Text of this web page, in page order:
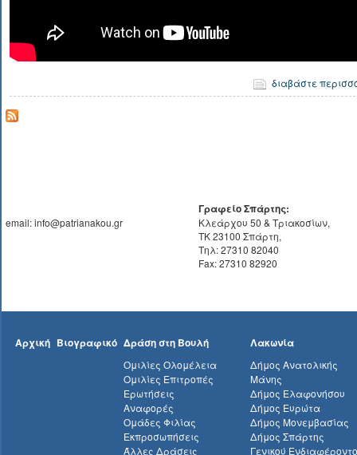
διαβάστε
email: info@patrianakou.gr
Γραφείο Σπάρτης:
Κλεάρχου 50 & Τριακοσίων,
ΤΚ 23100 Σπάρτη,
Τηλ: 27310 82040
Fax: 27310 82920
Αρχική Βιογραφικό Δράση στη Βουλή
Ομιλίες Ολομέλεια
Ομιλίες Επιτροπές
Ερωτήσεις
Αναφορές
Ομάδες Φιλίας
Εκπροσωπήσεις
Άλλες Δράσεις
Λακωνία
Δήμος Ανατολικής
Μάνης
Δήμος Ελαφονήσου
Δήμος Ευρώτα
Δήμος Μονεμβασίας
Δήμος Σπάρτης
Γενικού